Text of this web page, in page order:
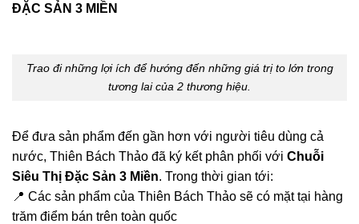
ĐẶC SẢN 3 MIỀN
Trao đi những lợi ích để hướng đến những giá trị to lớn trong
tương lai của 2 thương hiệu.
Để đưa sản phẩm đến gần hơn với người tiêu dùng cả
nước, Thiên Bách Thảo đã ký kết phân phối với Chuỗi
Siêu Thị Đặc Sản 3 Miền. Trong thời gian tới:
📍 Các sản phẩm của Thiên Bách Thảo sẽ có mặt tại hàng
trăm điểm bán trên toàn quốc